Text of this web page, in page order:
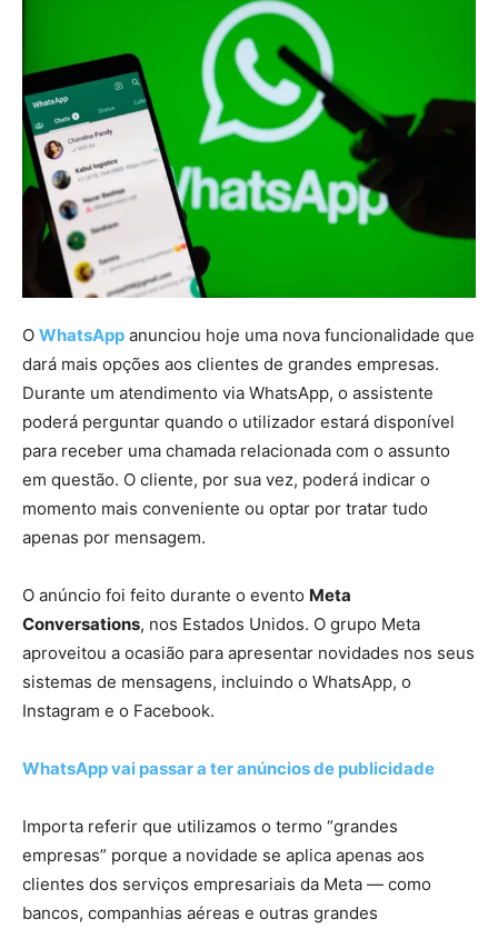
O WhatsApp anunciou hoje uma nova funcionalidade que
dará mais opções aos clientes de grandes empresas.
Durante um atendimento via WhatsApp, o assistente
poderá perguntar quando o utilizador estará disponível
para receber uma chamada relacionada com o assunto
em questão. O cliente, por sua vez, poderá indicar o
momento mais conveniente ou optar por tratar tudo
apenas por mensagem.
O anúncio foi feito durante o evento Meta
Conversations, nos Estados Unidos. O grupo Meta
aproveitou a ocasião para apresentar novidades nos seus
sistemas de mensagens, incluindo o WhatsApp, o
Instagram e o Facebook.
WhatsApp vai passar a ter anúncios de publicidade
Importa referir que utilizamos o termo “grandes
empresas” porque a novidade se aplica apenas aos
clientes dos serviços empresariais da Meta — como
bancos, companhias aéreas e outras grandes